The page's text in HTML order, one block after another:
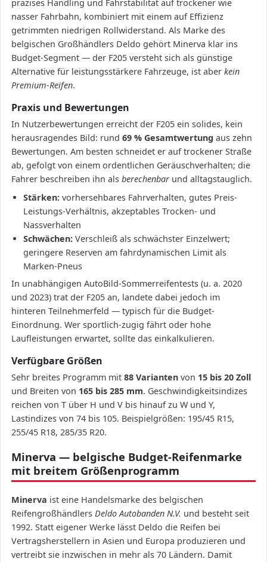
präzises Handling und Fahrstabilität auf trockener wie
nasser Fahrbahn, kombiniert mit einem auf Effizienz
getrimmten niedrigen Rollwiderstand. Als Marke des
belgischen Großhändlers Deldo gehört Minerva klar ins
Budget-Segment — der F205 versteht sich als günstige
Alternative für leistungsstärkere Fahrzeuge, ist aber kein
Premium-Reifen.
Praxis und Bewertungen
In Nutzerbewertungen erreicht der F205 ein solides, kein
herausragendes Bild: rund 69 % Gesamtwertung aus zehn
Bewertungen. Am besten schneidet er auf trockener Straße
ab, gefolgt von einem ordentlichen Geräuschverhalten; die
Fahrer beschreiben ihn als berechenbar und alltagstauglich.
Stärken: vorhersehbares Fahrverhalten, gutes Preis-
Leistungs-Verhältnis, akzeptables Trocken- und
Nassverhalten
Schwächen: Verschleiß als schwächster Einzelwert;
geringere Reserven am fahrdynamischen Limit als
Marken-Pneus
In unabhängigen AutoBild-Sommerreifentests (u. a. 2020
und 2023) trat der F205 an, landete dabei jedoch im
hinteren Teilnehmerfeld — typisch für die Budget-
Einordnung. Wer sportlich-zugig fährt oder hohe
Laufleistungen erwartet, sollte das einkalkulieren.
Verfügbare Größen
Sehr breites Programm mit 88 Varianten von 15 bis 20 Zoll
und Breiten von 165 bis 285 mm. Geschwindigkeitsindizes
reichen von T über H und V bis hinauf zu W und Y,
Lastindizes von 74 bis 105. Beispielgrößen: 195/45 R15,
255/45 R18, 285/35 R20.
Minerva — belgische Budget-Reifenmarke
mit breitem Größenprogramm
Minerva ist eine Handelsmarke des belgischen
Reifengroßhändlers Deldo Autobanden N.V. und besteht seit
1992. Statt eigener Werke lässt Deldo die Reifen bei
Vertragsherstellern in Asien und Europa produzieren und
vertreibt sie inzwischen in mehr als 70 Ländern. Damit